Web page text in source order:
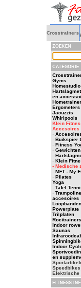
Crosstrainers
ZOEKEN
CATEGORIE
Gyms
en
Ergometers
Jacuzzis
Whirlpools
Klein
Accesoires
-
- Buikspier
- Fitness
-
-
- Klein
- Medische
- MFT - My
- Pilates
Yoga
- Tafel
-
accesoires
Loopbanden
Powerplate
Trilplaten
Roeitrainers
Indoor
Saunas
Indoor
en
Speedbikes
Elektrische
FITNESS